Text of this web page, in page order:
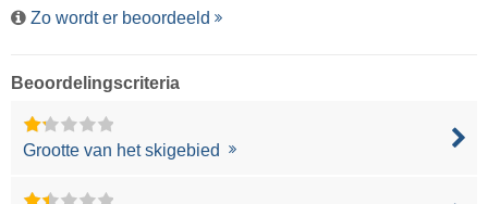
Zo wordt er beoordeeld
Beoordelingscriteria
Grootte van het skigebied